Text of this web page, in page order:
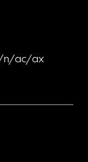
n/ac/ax